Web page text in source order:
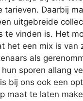
tarieven. Daarbij
uitgebreide
te vinden is. Het
het een mix is van
als
sporen allang
bij ons ook een
maat te laten